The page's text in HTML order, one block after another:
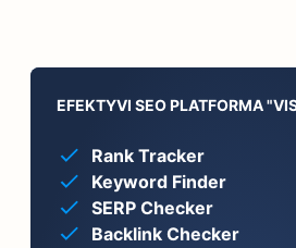
EFEKTYVI SEO PLATFORMA
Rank Tracker
Keyword Finder
SERP Checker
Backlink Checker